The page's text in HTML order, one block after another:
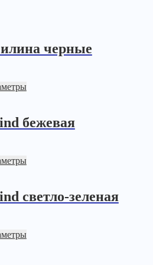
черные
бежевая
светло-зеленая